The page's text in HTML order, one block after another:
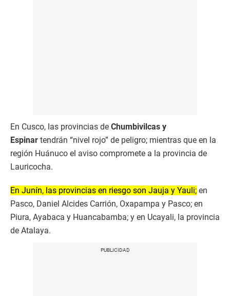
En Cusco, las provincias de Chumbivilcas y
Espinar tendrán “nivel rojo” de peligro; mientras que en la
región Huánuco el aviso compromete a la provincia de
Lauricocha.
En Junín, las provincias en riesgo son Jauja y Yauli; en
Pasco, Daniel Alcides Carrión, Oxapampa y Pasco; en
Piura, Ayabaca y Huancabamba; y en Ucayali, la provincia
de Atalaya.